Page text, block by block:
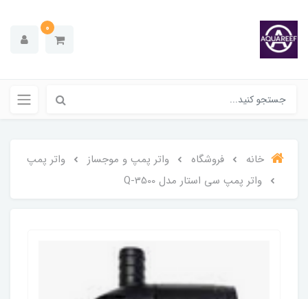
0
خانه فروشگاه واتر پمپ و موجساز
واتر پمپ
واتر پمپ سی استار مدل Q-3500